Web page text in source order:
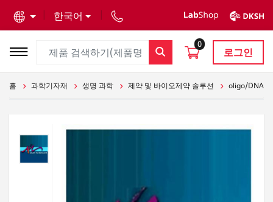
한국어
0
로그인
홈 과학기자재 생명 과학 제약 및 바이오제약 솔루션 oligo/DNA/